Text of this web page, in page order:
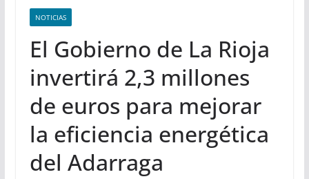
NOTICIAS
El Gobierno de La Rioja
invertirá 2,3 millones
de euros para mejorar
la eficiencia energética
del Adarraga